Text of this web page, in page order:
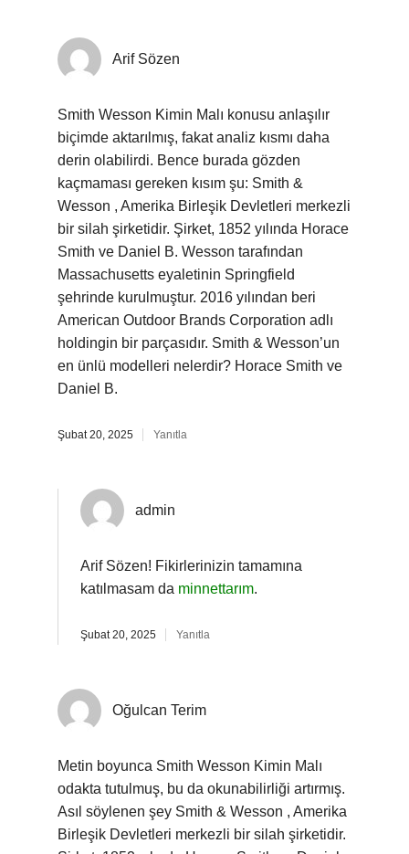
Arif Sözen
Smith Wesson Kimin Malı konusu anlaşılır
biçimde aktarılmış, fakat analiz kısmı daha
derin olabilirdi. Bence burada gözden
kaçmaması gereken kısım şu: Smith &
Wesson , Amerika Birleşik Devletleri merkezli
bir silah şirketidir. Şirket, 1852 yılında Horace
Smith ve Daniel B. Wesson tarafından
Massachusetts eyaletinin Springfield
şehrinde kurulmuştur. 2016 yılından beri
American Outdoor Brands Corporation adlı
holdingin bir parçasıdır. Smith & Wesson’un
en ünlü modelleri nelerdir? Horace Smith ve
Daniel B.
Şubat 20, 2025 Yanıtla
admin
Arif Sözen! Fikirlerinizin tamamına
katılmasam da minnettarım.
Şubat 20, 2025 Yanıtla
Oğulcan Terim
Metin boyunca Smith Wesson Kimin Malı
odakta tutulmuş, bu da okunabilirliği artırmış.
Asıl söylenen şey Smith & Wesson , Amerika
Birleşik Devletleri merkezli bir silah şirketidir.